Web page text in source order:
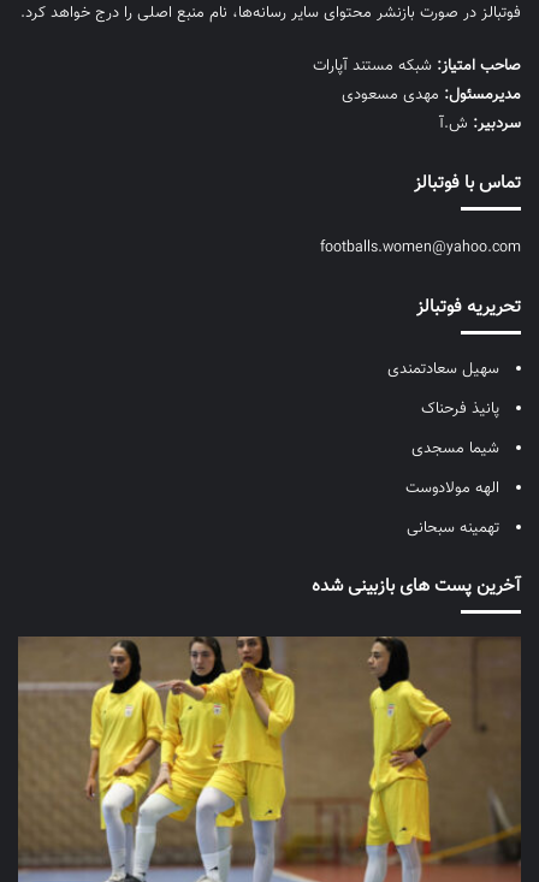
فوتبالز در صورت بازنشر محتوای سایر رسانه‌ها، نام منبع اصلی را درج خواهد کرد.
صاحب امتیاز: شبکه مستند آپارات
مديرمسئول: مهدی مسعودی
سردبیر: ش.آ
تماس با فوتبالز
footballs.women@yahoo.com
تحریریه فوتبالز
سهیل سعادتمندی
پانیذ فرحناک
شیما مسجدی
الهه مولادوست
تهمینه سبحانی
آخرین پست های بازبینی شده